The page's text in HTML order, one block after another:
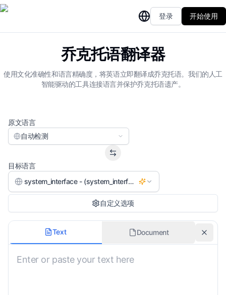
登录 开始使用
乔克托语翻译器
使用文化准确性和语言精确度，将英语立即翻译成乔克托语。我们的人工
智能驱动的工具连接语言并保护乔克托语遗产。
原文语言
自动检测
目标语言
system_interface - (system_interface)
自定义选项
未指定
包含发音指南
Text Document